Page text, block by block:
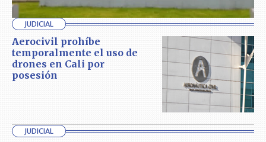
JUDICIAL
Aerocivil prohíbe
temporalmente el uso de
drones en Cali por
posesión
JUDICIAL